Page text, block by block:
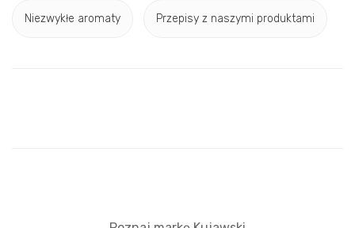
Niezwykłe aromaty Przepisy z naszymi produktami